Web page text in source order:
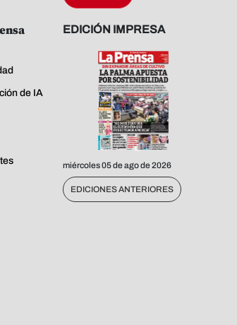
de IA
EDICIÓN IMPRESA
miércoles 05 de ago de 2026
EDICIONES ANTERIORES